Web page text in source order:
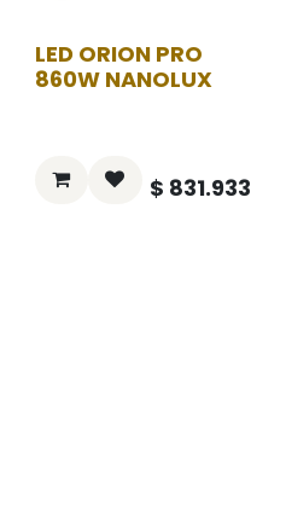
LED ORION PRO
860W NANOLUX
$ 831.933